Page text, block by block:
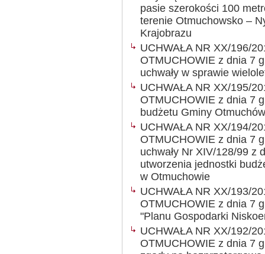
pasie szerokości 100
terenie Otmuchowsko –
Krajobrazu
UCHWAŁA NR XX/196/
OTMUCHOWIE z dnia 7
uchwały w sprawie
UCHWAŁA NR XX/195/
OTMUCHOWIE z dnia 7
budżetu Gminy
UCHWAŁA NR XX/194/
OTMUCHOWIE z dnia 7
uchwały Nr XIV/128/99 z
utworzenia jednostki
w Otmuchowie
UCHWAŁA NR XX/193/
OTMUCHOWIE z dnia 7
"Planu Gospodarki
UCHWAŁA NR XX/192/
OTMUCHOWIE z dnia 7